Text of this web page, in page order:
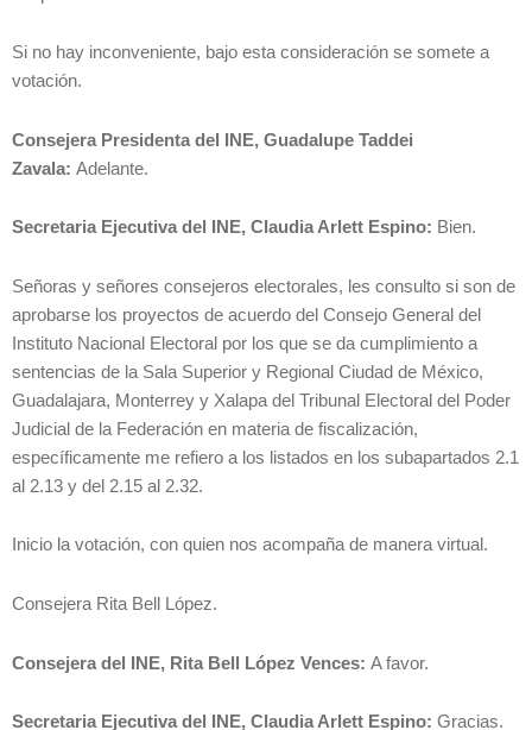
Si no hay inconveniente, bajo esta consideración se somete a
votación.
Consejera Presidenta del INE, Guadalupe Taddei
Zavala: Adelante.
Secretaria Ejecutiva del INE, Claudia Arlett Espino: Bien.
Señoras y señores consejeros electorales, les consulto si son de
aprobarse los proyectos de acuerdo del Consejo General del
Instituto Nacional Electoral por los que se da cumplimiento a
sentencias de la Sala Superior y Regional Ciudad de México,
Guadalajara, Monterrey y Xalapa del Tribunal Electoral del Poder
Judicial de la Federación en materia de fiscalización,
específicamente me refiero a los listados en los subapartados 2.1
al 2.13 y del 2.15 al 2.32.
Inicio la votación, con quien nos acompaña de manera virtual.
Consejera Rita Bell López.
Consejera del INE, Rita Bell López Vences: A favor.
Secretaria Ejecutiva del INE, Claudia Arlett Espino: Gracias.